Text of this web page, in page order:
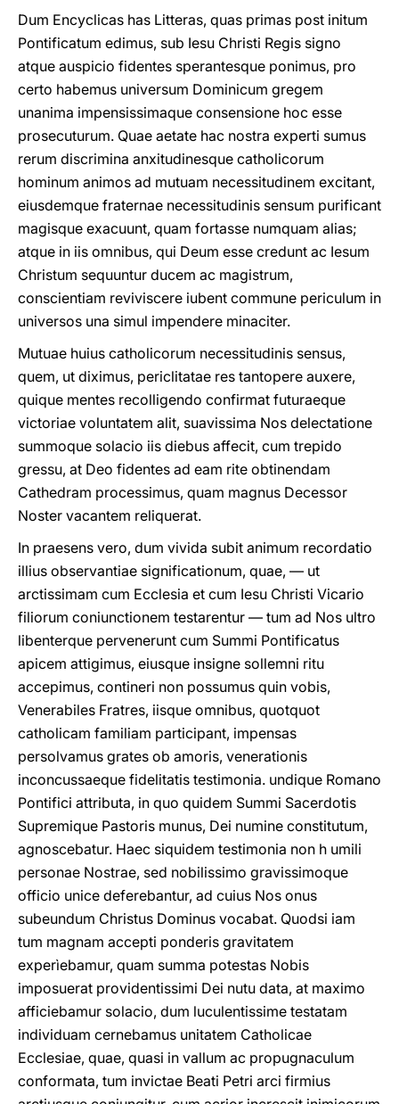
Dum Encyclicas has Litteras, quas primas post initum
Pontificatum edimus, sub Iesu Christi Regis signo
atque auspicio fidentes sperantesque ponimus, pro
certo habemus universum Dominicum gregem
unanima impensissimaque consensione hoc esse
prosecuturum. Quae aetate hac nostra experti sumus
rerum discrimina anxitudinesque catholicorum
hominum animos ad mutuam necessitudinem excitant,
eiusdemque fraternae necessitudinis sensum purificant
magisque exacuunt, quam fortasse numquam alias;
atque in iis omnibus, qui Deum esse credunt ac Iesum
Christum sequuntur ducem ac magistrum,
conscientiam reviviscere iubent commune periculum in
universos una simul impendere minaciter.
Mutuae huius catholicorum necessitudinis sensus,
quem, ut diximus, periclitatae res tantopere auxere,
quique mentes recolligendo confirmat futuraeque
victoriae voluntatem alit, suavissima Nos delectatione
summoque solacio iis diebus affecit, cum trepido
gressu, at Deo fidentes ad eam rite obtinendam
Cathedram processimus, quam magnus Decessor
Noster vacantem reliquerat.
In praesens vero, dum vivida subit animum recordatio
illius observantiae significationum, quae, — ut
arctissimam cum Ecclesia et cum Iesu Christi Vicario
filiorum coniunctionem testarentur — tum ad Nos ultro
libenterque pervenerunt cum Summi Pontificatus
apicem attigimus, eiusque insigne sollemni ritu
accepimus, contineri non possumus quin vobis,
Venerabiles Fratres, iisque omnibus, quotquot
catholicam familiam participant, impensas
persolvamus grates ob amoris, venerationis
inconcussaeque fidelitatis testimonia. undique Romano
Pontifici attributa, in quo quidem Summi Sacerdotis
Supremique Pastoris munus, Dei numine constitutum,
agnoscebatur. Haec siquidem testimonia non h umili
personae Nostrae, sed nobilissimo gravissimoque
officio unice deferebantur, ad cuius Nos onus
subeundum Christus Dominus vocabat. Quodsi iam
tum magnam accepti ponderis gravitatem
experìebamur, quam summa potestas Nobis
imposuerat providentissimi Dei nutu data, at maximo
afficiebamur solacio, dum luculentissime testatam
individuam cernebamus unitatem Catholicae
Ecclesiae, quae, quasi in vallum ac propugnaculum
conformata, tum invictae Beati Petri arci firmius